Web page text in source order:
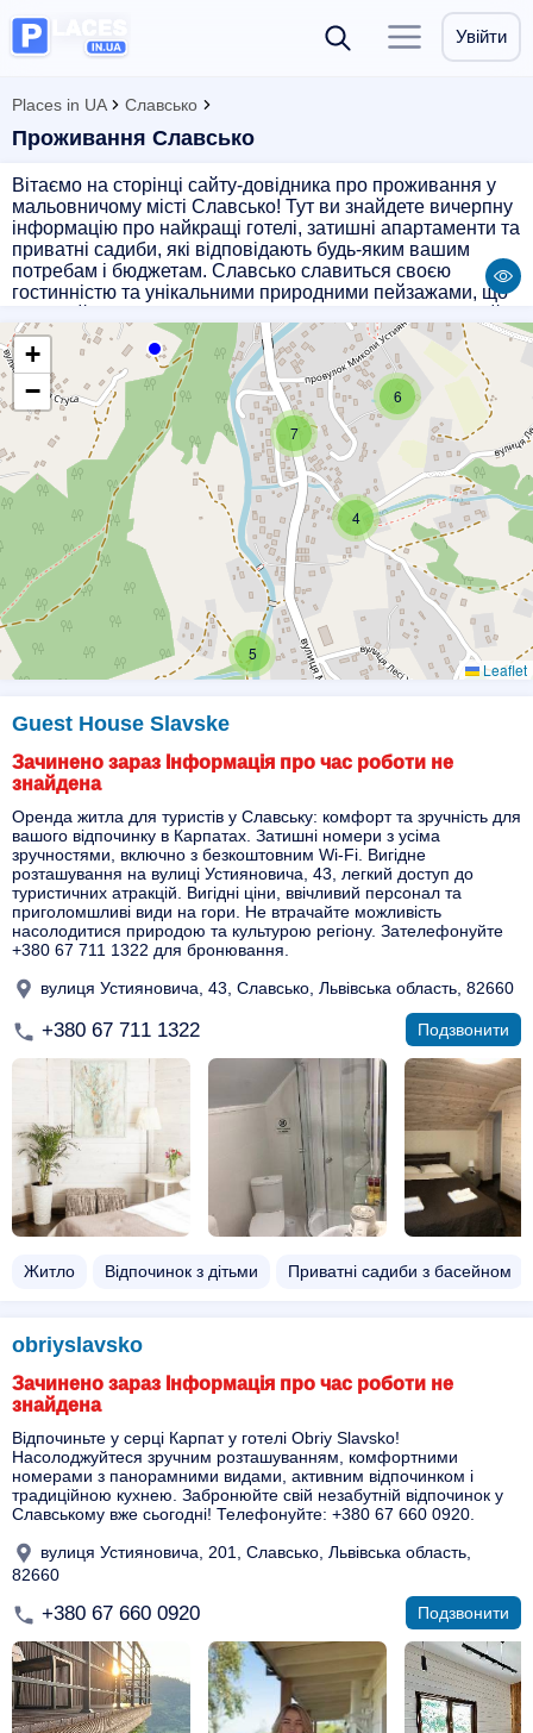
Увійти
Places in UA Славсько
Проживання Славсько
Вітаємо на сторінці сайту-довідника про проживання у
мальовничому місті Славсько! Тут ви знайдете вичерпну
інформацію про найкращі готелі, затишні апартаменти та
приватні садиби, які відповідають будь-яким вашим
потребам і бюджетам. Славсько славиться своєю
гостинністю та унікальними природними пейзажами, що
довідник допоможе вам обрати найкраще місце для
проживання, щоб ваш відпочинок був незабутнім.
Дізнайтеся про актуальні ціни, наявність вільних місць та
особливі пропозиції. Відкрийте для себе Славсько разом
з нами і насолоджуйтесь комфортним перебуванням у
серці Карпат!
7
6
4
5
+
−
Leaflet
Guest House Slavske
Зачинено зараз Інформація про час роботи не
знайдена
Оренда житла для туристів у Славську: комфорт та зручність для
вашого відпочинку в Карпатах. Затишні номери з усіма
зручностями, включно з безкоштовним Wi-Fi. Вигідне
розташування на вулиці Устияновича, 43, легкий доступ до
туристичних атракцій. Вигідні ціни, ввічливий персонал та
приголомшливі види на гори. Не втрачайте можливість
насолодитися природою та культурою регіону. Зателефонуйте
+380 67 711 1322 для бронювання.
вулиця Устияновича, 43, Славсько, Львівська область, 82660
+380 67 711 1322 Подзвонити
Житло Відпочинок з дітьми Приватні садиби з басейном
obriyslavsko
Зачинено зараз Інформація про час роботи не
знайдена
Відпочиньте у серці Карпат у готелі Obriy Slavsko!
Насолоджуйтеся зручним розташуванням, комфортними
номерами з панорамними видами, активним відпочинком і
традиційною кухнею. Забронюйте свій незабутній відпочинок у
Славському вже сьогодні! Телефонуйте: +380 67 660 0920.
вулиця Устияновича, 201, Славсько, Львівська область,
82660
+380 67 660 0920 Подзвонити